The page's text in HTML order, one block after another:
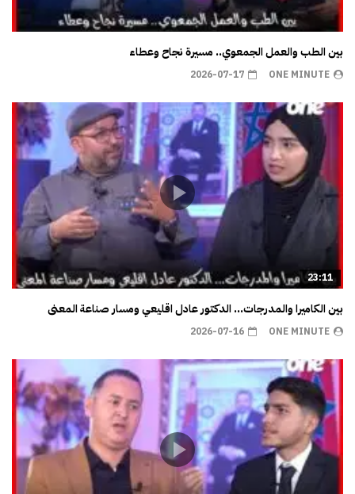
بين الطب والعمل الجمعوي.. مسيرة نجاح وعطاء
ONE MINUTE
2026-07-17
23:11
بين الكاميرا والمدرجات… الدكتور عادل اقليعي ومسار صناعة المعنى
ONE MINUTE
2026-07-16